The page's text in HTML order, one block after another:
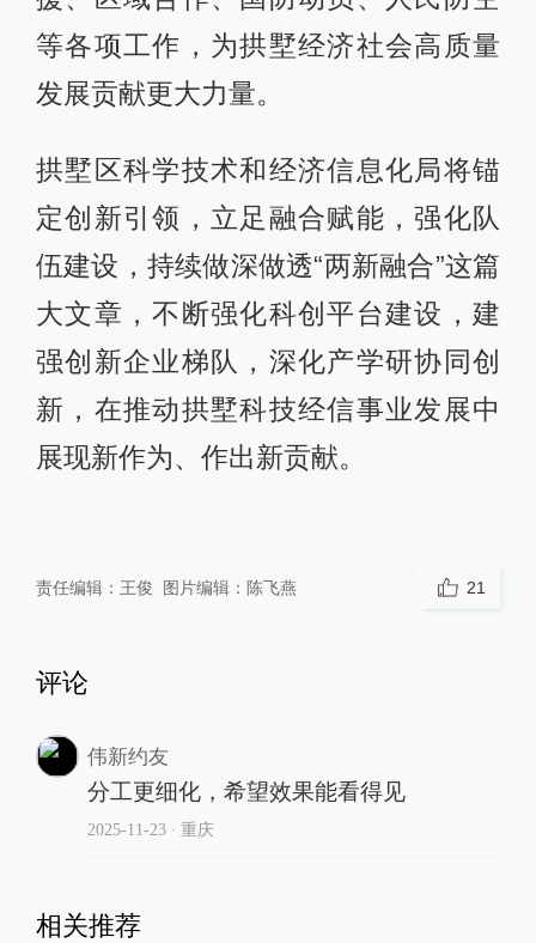
等各项工作，为拱墅经济社会高质量
发展贡献更大力量。
拱墅区科学技术和经济信息化局将锚
定创新引领，立足融合赋能，强化队
伍建设，持续做深做透“两新融合”这篇
大文章，不断强化科创平台建设，建
强创新企业梯队，深化产学研协同创
新，在推动拱墅科技经信事业发展中
展现新作为、作出新贡献。
责任编辑： 王俊 图片编辑： 陈飞燕 21
评论
伟新约友
分工更细化，希望效果能看得见
2025-11-23∙ 重庆
相关推荐